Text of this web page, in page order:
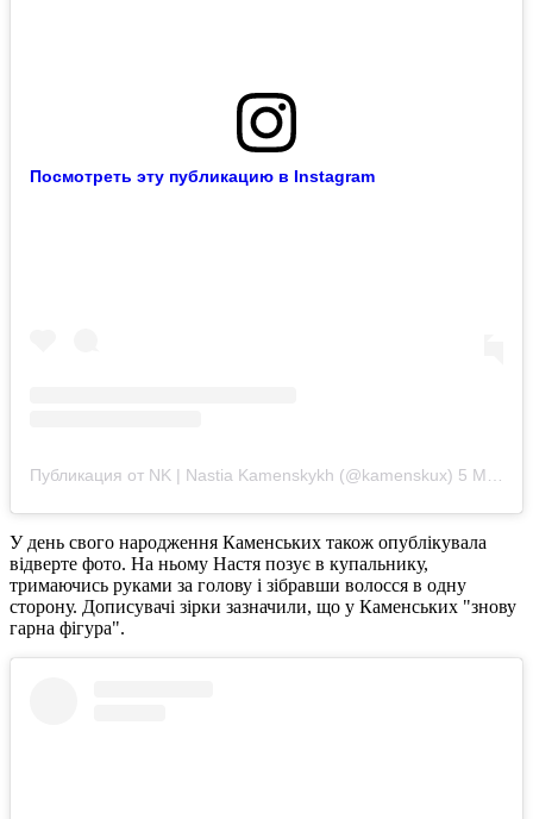
Посмотреть эту публикацию в Instagram
Публикация от NK | Nastia Kamenskykh (@kamenskux) 5 Май 2019 в 9:49 PDT
У день свого народження Каменських також опублікувала
відверте фото. На ньому Настя позує в купальнику,
тримаючись руками за голову і зібравши волосся в одну
сторону. Дописувачі зірки зазначили, що у Каменських "знову
гарна фігура".